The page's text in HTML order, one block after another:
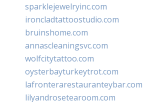
sparklejewelryinc.com
ironcladtattoostudio.com
bruinshome.com
annascleaningsvc.com
wolfcitytattoo.com
oysterbayturkeytrot.com
lafronterarestauranteybar.com
lilyandrosetearoom.com